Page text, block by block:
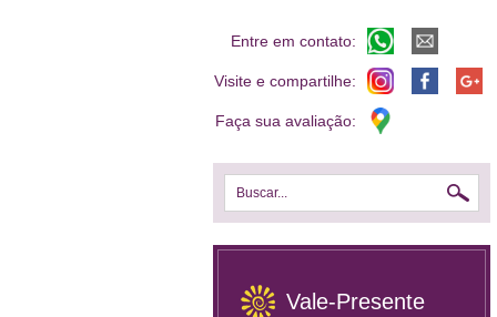
Entre em contato:
Visite e compartilhe:
Faça sua avaliação:
Buscar...
Vale-Presente